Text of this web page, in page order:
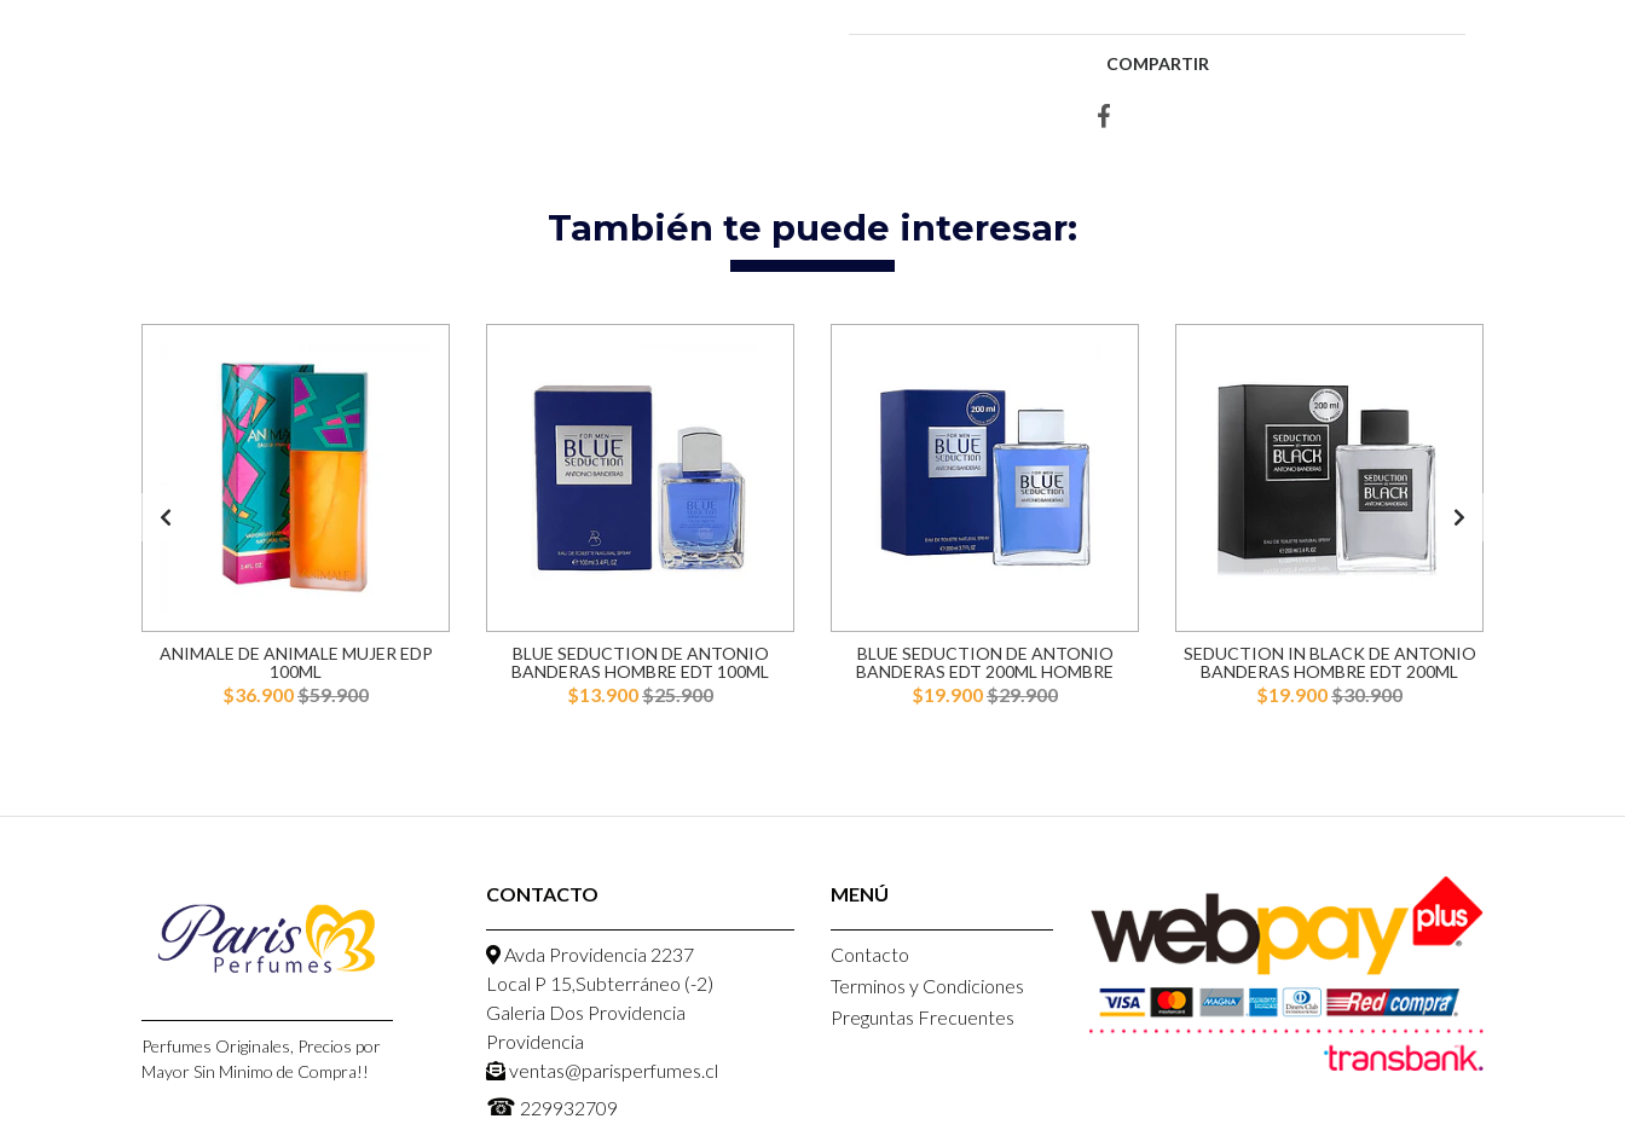
COMPARTIR
También te puede interesar:
ANIMALE DE ANIMALE MUJER EDP
100ML
$36.900$59.900
BLUE SEDUCTION DE ANTONIO
BANDERAS HOMBRE EDT 100ML
$13.900$25.900
BLUE SEDUCTION DE ANTONIO
BANDERAS EDT 200ML HOMBRE
$19.900$29.900
SEDUCTION IN BLACK DE ANTONIO
BANDERAS HOMBRE EDT 200ML
$19.900$30.900
Perfumes Originales, Precios por
Mayor Sin Minimo de Compra!!
CONTACTO
Avda Providencia 2237
Local P 15,Subterráneo (-2)
Galeria Dos Providencia
Providencia
ventas@parisperfumes.cl
☎ 229932709
MENÚ
Contacto
Terminos y Condiciones
Preguntas Frecuentes